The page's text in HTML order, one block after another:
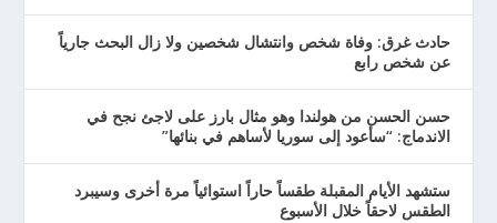
حادث غرق: وفاة شخص وانتشال شخصين ولا زال البحث جارياً
عن شخص رابع
حسن الحسن من هولندا وهو مثال بارز على لاجئ نجح في
الاندماج: “سأعود إلى سوريا لأساهم في بنائها”
ستشهد الأيام المقبلة طقساً حاراً استوائياً مرة أخرى وسيبرد
الطقس لاحقاً خلال الأسبوع